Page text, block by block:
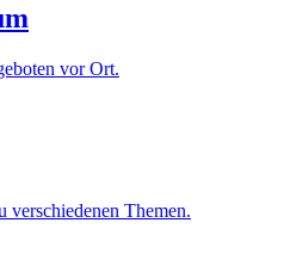
vor Ort.
verschiedenen Themen.